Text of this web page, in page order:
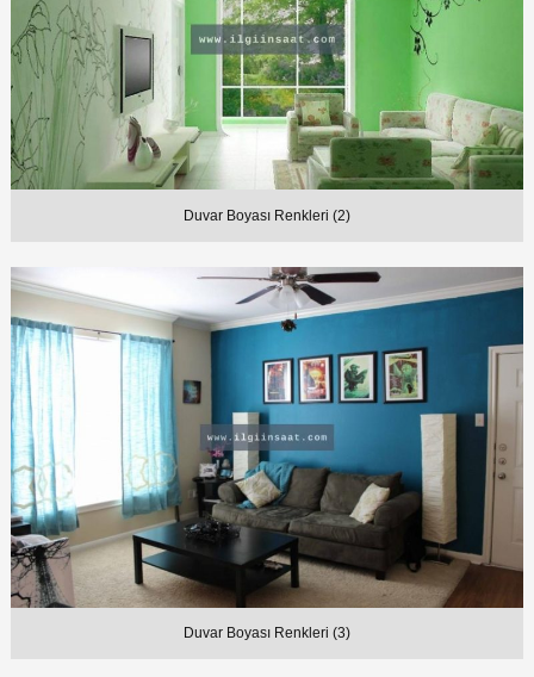
Duvar Boyası Renkleri (2)
Duvar Boyası Renkleri (3)